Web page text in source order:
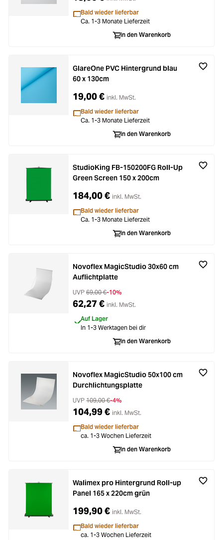
Bald wieder lieferbar
Ca. 1-3 Monate Lieferzeit
In den Warenkorb
GlareOne PVC Hintergrund blau
60 x 130cm
19,00 € inkl. MwSt.
Bald wieder lieferbar
Ca. 1-3 Monate Lieferzeit
In den Warenkorb
StudioKing FB-150200FG Roll-Up
Green Screen 150 x 200cm
184,00 € inkl. MwSt.
Bald wieder lieferbar
Ca. 1-3 Monate Lieferzeit
In den Warenkorb
Novoflex MagicStudio 30x60 cm
Auflichtplatte
UVP 69,00 €-10%
62,27 € inkl. MwSt.
Auf Lager
In 1-3 Werktagen bei dir
In den Warenkorb
Novoflex MagicStudio 50x100 cm
Durchlichtungsplatte
UVP 109,00 €-4%
104,99 € inkl. MwSt.
Bald wieder lieferbar
ca. 1-3 Wochen Lieferzeit
In den Warenkorb
Walimex pro Hintergrund Roll-up
Panel 165 x 220cm grün
199,90 € inkl. MwSt.
Bald wieder lieferbar
ca. 1-3 Wochen Lieferzeit